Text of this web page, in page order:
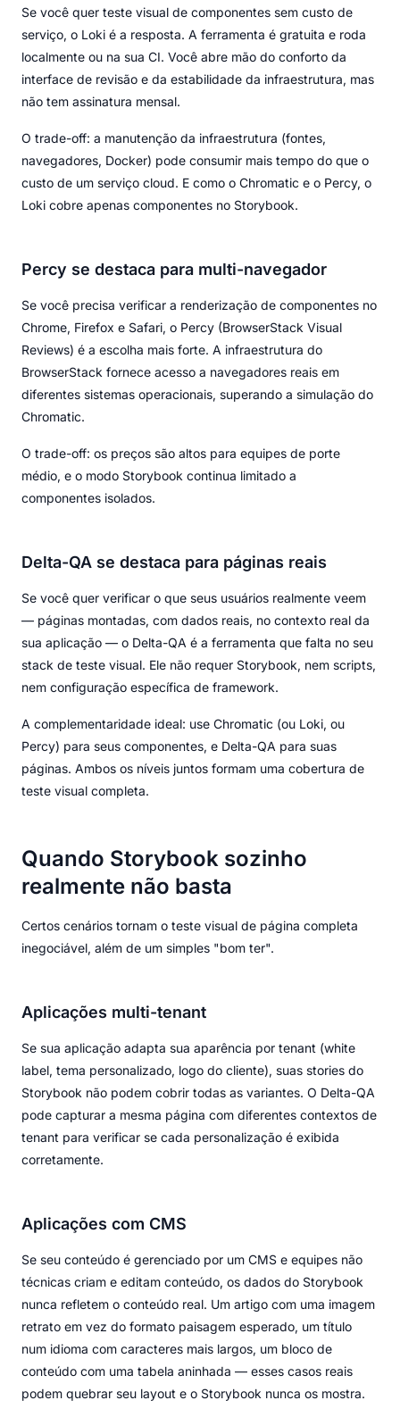
Se você quer teste visual de componentes sem custo de
serviço, o Loki é a resposta. A ferramenta é gratuita e roda
localmente ou na sua CI. Você abre mão do conforto da
interface de revisão e da estabilidade da infraestrutura, mas
não tem assinatura mensal.
O trade-off: a manutenção da infraestrutura (fontes,
navegadores, Docker) pode consumir mais tempo do que o
custo de um serviço cloud. E como o Chromatic e o Percy, o
Loki cobre apenas componentes no Storybook.
Percy se destaca para multi-navegador
Se você precisa verificar a renderização de componentes no
Chrome, Firefox e Safari, o Percy (BrowserStack Visual
Reviews) é a escolha mais forte. A infraestrutura do
BrowserStack fornece acesso a navegadores reais em
diferentes sistemas operacionais, superando a simulação do
Chromatic.
O trade-off: os preços são altos para equipes de porte
médio, e o modo Storybook continua limitado a
componentes isolados.
Delta-QA se destaca para páginas reais
Se você quer verificar o que seus usuários realmente veem
— páginas montadas, com dados reais, no contexto real da
sua aplicação — o Delta-QA é a ferramenta que falta no seu
stack de teste visual. Ele não requer Storybook, nem scripts,
nem configuração específica de framework.
A complementaridade ideal: use Chromatic (ou Loki, ou
Percy) para seus componentes, e Delta-QA para suas
páginas. Ambos os níveis juntos formam uma cobertura de
teste visual completa.
Quando Storybook sozinho
realmente não basta
Certos cenários tornam o teste visual de página completa
inegociável, além de um simples "bom ter".
Aplicações multi-tenant
Se sua aplicação adapta sua aparência por tenant (white
label, tema personalizado, logo do cliente), suas stories do
Storybook não podem cobrir todas as variantes. O Delta-QA
pode capturar a mesma página com diferentes contextos de
tenant para verificar se cada personalização é exibida
corretamente.
Aplicações com CMS
Se seu conteúdo é gerenciado por um CMS e equipes não
técnicas criam e editam conteúdo, os dados do Storybook
nunca refletem o conteúdo real. Um artigo com uma imagem
retrato em vez do formato paisagem esperado, um título
num idioma com caracteres mais largos, um bloco de
conteúdo com uma tabela aninhada — esses casos reais
podem quebrar seu layout e o Storybook nunca os mostra.